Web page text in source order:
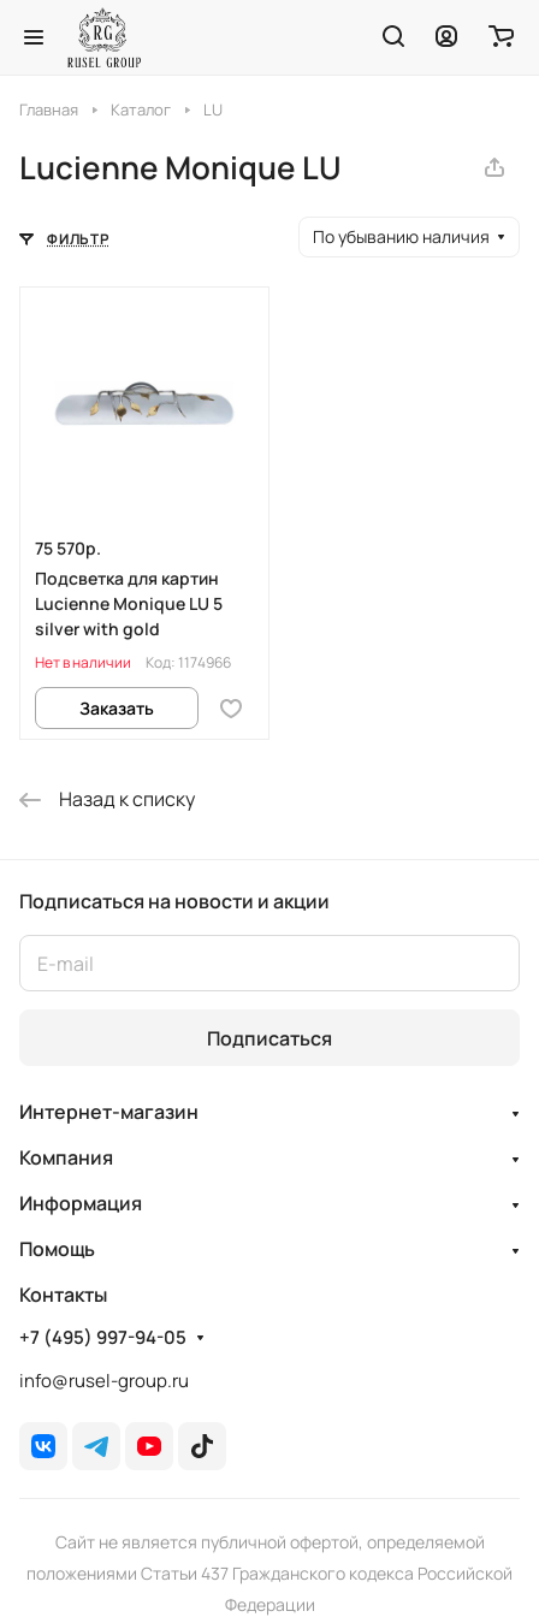
Главная Каталог LU
Lucienne Monique LU
ФИЛЬТР По убыванию наличия
75 570р.
Подсветка для картин
Lucienne Monique LU 5
silver with gold
Нет в наличии Код: 1174966
Заказать
Назад к списку
Подписаться на новости и акции
Подписаться
Интернет-магазин
Компания
Информация
Помощь
Контакты
+7 (495) 997-94-05
info@rusel-group.ru
Сайт не является публичной офертой, определяемой
положениями Статьи 437 Гражданского кодекса Российской
Федерации